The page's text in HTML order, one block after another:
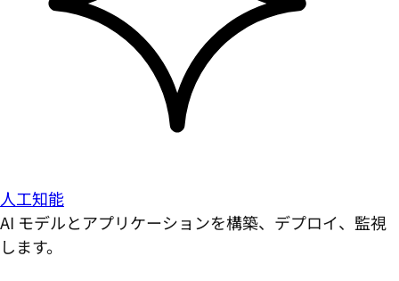
人工知能
AI モデルとアプリケーションを構築、デプロイ、監視
します。